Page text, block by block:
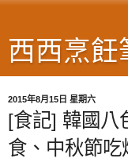
西西烹飪
2015年8月15日 星期六
[食記] 韓國八
食、中秋節吃